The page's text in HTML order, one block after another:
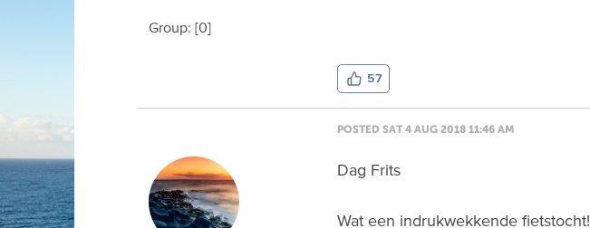
Group: [0]
57
POSTED SAT 4 AUG 2018 11:46 AM
Dag Frits
Wat een indrukwekkende fietstocht!